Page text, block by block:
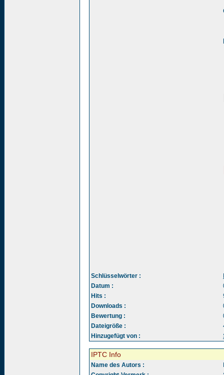
Schlüsselwörter :
Datum :
Hits :
Downloads :
Bewertung :
Dateigröße :
Hinzugefügt von :
IPTC Info
Name des Autors :